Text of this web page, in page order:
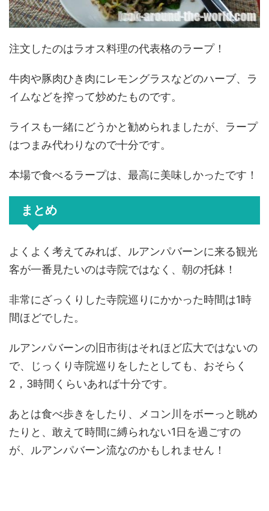
注文したのはラオス料理の代表格のラープ！
牛肉や豚肉ひき肉にレモングラスなどのハーブ、ラ
イムなどを搾って炒めたものです。
ライスも一緒にどうかと勧められましたが、ラープ
はつまみ代わりなので十分です。
本場で食べるラープは、最高に美味しかったです！
まとめ
よくよく考えてみれば、ルアンパバーンに来る観光
客が一番見たいのは寺院ではなく、朝の托鉢！
非常にざっくりした寺院巡りにかかった時間は1時
間ほどでした。
ルアンパバーンの旧市街はそれほど広大ではないの
で、じっくり寺院巡りをしたとしても、おそらく
2，3時間くらいあれば十分です。
あとは食べ歩きをしたり、メコン川をボーっと眺め
たりと、敢えて時間に縛られない1日を過ごすの
が、ルアンパバーン流なのかもしれません！